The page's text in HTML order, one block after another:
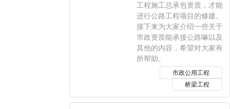
工程施工总承包资质，才能
进行公路工程项目的修建。
接下来为大家介绍一些关于
市政资质能承接公路嘛以及
其他的内容，希望对大家有
所帮助。
市政公用工程
桥梁工程